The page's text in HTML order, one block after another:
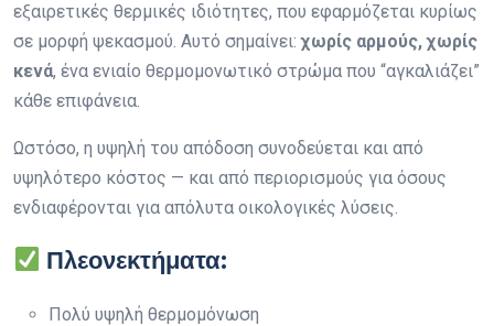
εξαιρετικές θερμικές ιδιότητες, που εφαρμόζεται κυρίως
σε μορφή ψεκασμού. Αυτό σημαίνει:χωρίς αρμούς, χωρίς
κενά, ένα ενιαίο θερμομονωτικό στρώμα που “αγκαλιάζει”
κάθε επιφάνεια.
Ωστόσο, η υψηλή του απόδοση συνοδεύεται και από
υψηλότερο κόστος — και από περιορισμούς για όσους
ενδιαφέρονται για απόλυτα οικολογικές λύσεις.
Πλεονεκτήματα:
Πολύ υψηλή θερμομόνωση